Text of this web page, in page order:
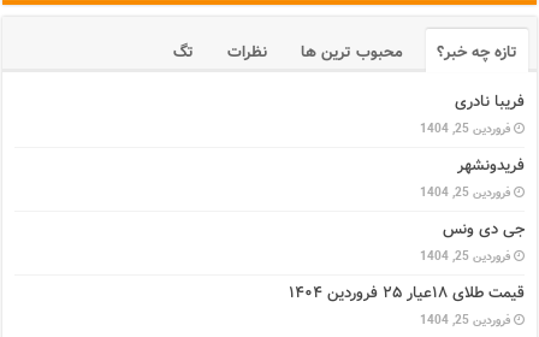
تازه چه خبر؟ محبوب ترین ها نظرات
تگ
فریبا نادری
فروردین 25, 1404
فریدونشهر
فروردین 25, 1404
جی دی ونس
فروردین 25, 1404
قیمت طلای ۱۸عیار ۲۵ فروردین ۱۴۰۴
فروردین 25, 1404